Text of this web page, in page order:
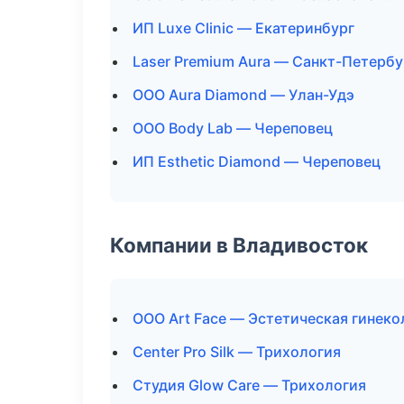
ИП Luxe Clinic — Екатеринбург
Laser Premium Aura — Санкт-
ООО Aura Diamond — Улан-Удэ
ООО Body Lab — Череповец
ИП Esthetic Diamond — Череповец
Компании в Владивосток
ООО Art Face — Эстетическая
Center Pro Silk — Трихология
Студия Glow Care — Трихология